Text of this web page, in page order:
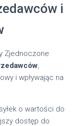
i
Zjednoczone
,
i wpływając na
o wartości do
dostęp do